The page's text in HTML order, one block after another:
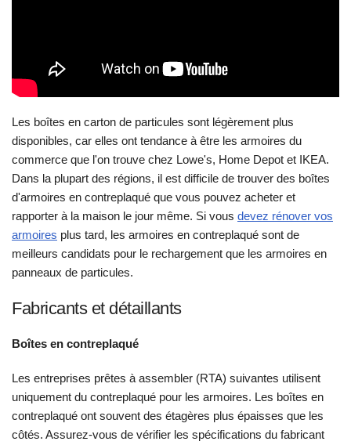
Les boîtes en carton de particules sont légèrement plus
disponibles, car elles ont tendance à être les armoires du
commerce que l'on trouve chez Lowe's, Home Depot et IKEA.
Dans la plupart des régions, il est difficile de trouver des boîtes
d'armoires en contreplaqué que vous pouvez acheter et
rapporter à la maison le jour même. Si vous devez rénover vos
armoires plus tard, les armoires en contreplaqué sont de
meilleurs candidats pour le rechargement que les armoires en
panneaux de particules.
Fabricants et détaillants
Boîtes en contreplaqué
Les entreprises prêtes à assembler (RTA) suivantes utilisent
uniquement du contreplaqué pour les armoires. Les boîtes en
contreplaqué ont souvent des étagères plus épaisses que les
côtés. Assurez-vous de vérifier les spécifications du fabricant